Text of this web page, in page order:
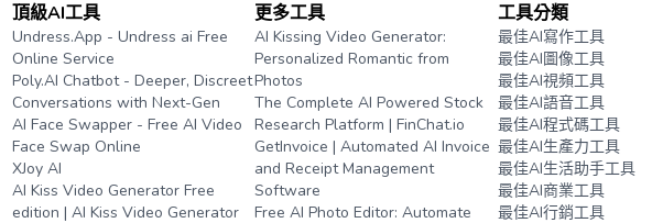
頂級AI工具
Undress.App - Undress ai Free
Online Service
Poly.AI Chatbot - Deeper, Discreet
Conversations with Next-Gen
AI Face Swapper - Free AI Video
Face Swap Online
XJoy AI
AI Kiss Video Generator Free
edition | AI Kiss Video Generator
更多工具
AI Kissing Video Generator:
Personalized Romantic from
Photos
The Complete AI Powered Stock
Research Platform | FinChat.io
GetInvoice | Automated AI Invoice
and Receipt Management
Software
Free AI Photo Editor: Automate
工具分類
最佳AI寫作工具
最佳AI圖像工具
最佳AI視頻工具
最佳AI語音工具
最佳AI程式碼工具
最佳AI生產力工具
最佳AI生活助手工具
最佳AI商業工具
最佳AI行銷工具